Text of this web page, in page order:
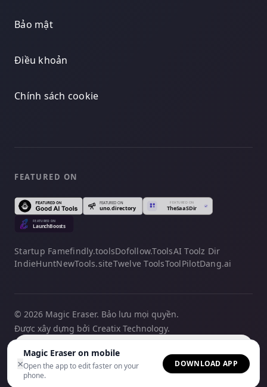
×
Magic Eraser on mobile
Open the app to edit faster on your
phone.
DOWNLOAD APP
Bảo mật
Điều khoản
Chính sách cookie
FEATURED ON
Startup Famefindly.toolsDofollow.ToolsAI Toolz Dir
IndieHuntNewTools.siteTwelve ToolsToolPilotDang.ai
© 2026 Magic Eraser. Bảo lưu mọi quyền.
Được xây dựng bởi Creatix Technology.